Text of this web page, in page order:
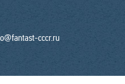
cccr.ru